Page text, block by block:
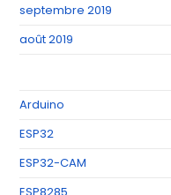
septembre 2019
août 2019
Arduino
ESP32
ESP32-CAM